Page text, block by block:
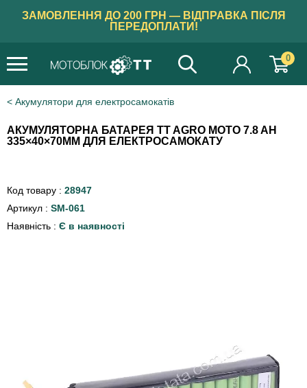
ЗАМОВЛЕННЯ ДО 200 ГРН — ВІДПРАВКА ПІСЛЯ
ПЕРЕДОПЛАТИ!
0
Акумулятори для електросамокатів
АКУМУЛЯТОРНА БАТАРЕЯ TT AGRO MOTO 7.8 AH
335×40×70MM ДЛЯ ЕЛЕКТРОСАМОКАТУ
Код товару : 28947
Артикул : SM-061
Наявність : Є в наявності